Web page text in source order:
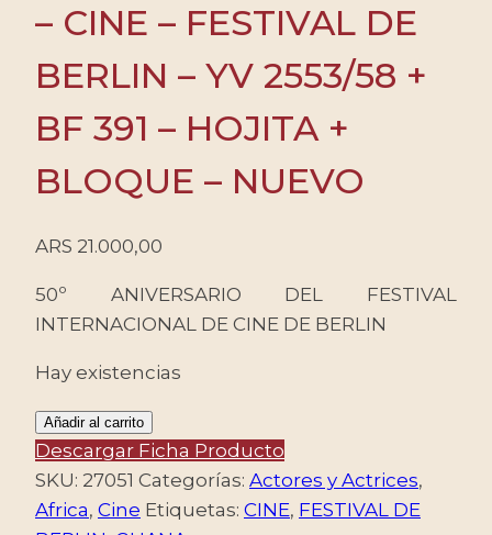
– CINE – FESTIVAL DE
BERLIN – YV 2553/58 +
BF 391 – HOJITA +
BLOQUE – NUEVO
ARS 21.000,00
50º ANIVERSARIO DEL FESTIVAL
INTERNACIONAL DE CINE DE BERLIN
Hay existencias
GHANA/SELLOS,
2000
-
CINE
Añadir al carrito
Descargar Ficha Producto
SKU: 27051 Categorías: Actores y Actrices,
Africa, Cine Etiquetas: CINE, FESTIVAL DE